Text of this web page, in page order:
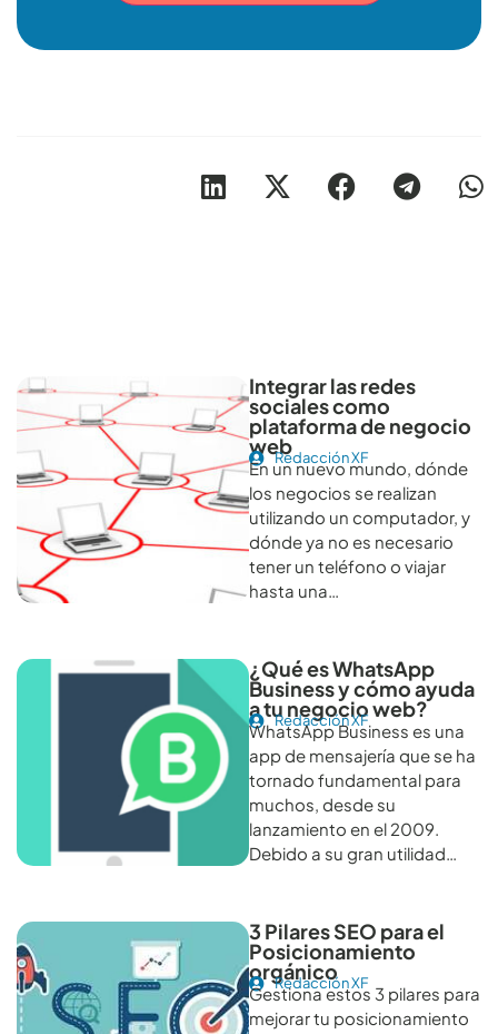
Integrar las redes
sociales como
plataforma de negocio
webRedacción XF
En un nuevo mundo, dónde
los negocios se realizan
utilizando un computador, y
dónde ya no es necesario
tener un teléfono o viajar
hasta una…
¿Qué es WhatsApp
Business y cómo ayuda
a tu negocio web?
Redacción XF
WhatsApp Business es una
app de mensajería que se ha
tornado fundamental para
muchos, desde su
lanzamiento en el 2009.
Debido a su gran utilidad…
3 Pilares SEO para el
Posicionamiento
orgánico
Redacción XF
Gestiona estos 3 pilares para
mejorar tu posicionamiento